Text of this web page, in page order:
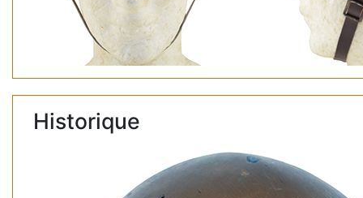
Historique